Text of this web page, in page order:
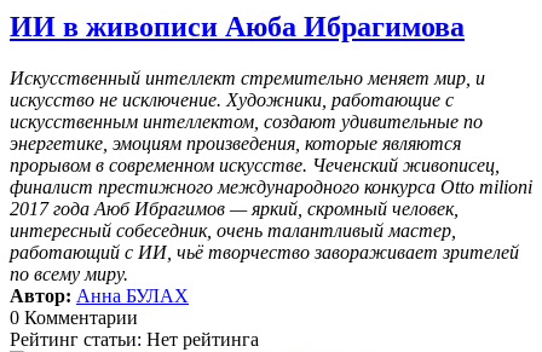
ИИ в живописи Аюба Ибрагимова
Искусственный интеллект стремительно меняет мир, и
искусство не исключение. Художники, работающие с
искусственным интеллектом, создают удивительные по
энергетике, эмоциям произведения, которые являются
прорывом в современном искусстве. Чеченский живописец,
финалист престижного международного конкурса Otto milioni
2017 года Аюб Ибрагимов — яркий, скромный человек,
интересный собеседник, очень талантливый мастер,
работающий с ИИ, чьё творчество завораживает зрителей
по всему миру.
Автор: Анна БУЛАХ
0 Комментарии
Рейтинг статьи: Нет рейтинга